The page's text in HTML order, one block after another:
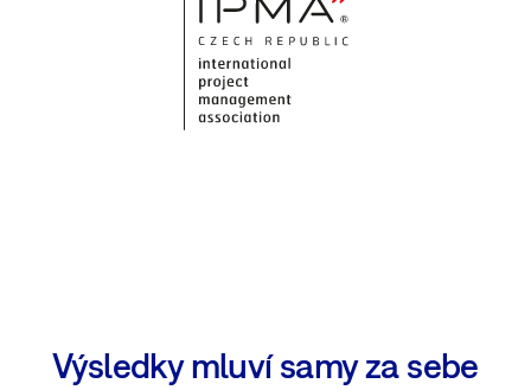
Výsledky mluví samy za sebe